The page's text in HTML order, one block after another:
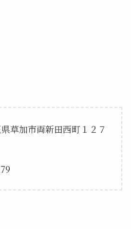
草加市両新田西町１２７